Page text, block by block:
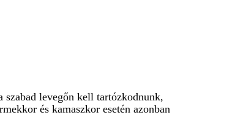
szabad levegőn kell tartózkodnunk,
és kamaszkor esetén azonban